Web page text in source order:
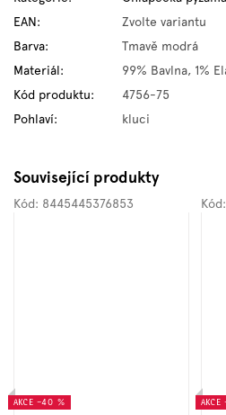
EAN:
Zvolte variantu
Barva:
Tmavě modrá
Materiál:
99% Bavlna, 1%
Kód produktu:
4756-75
Pohlaví: kluci
Související produkty
AKCE –40 %
Kód: 8445445376853
AKCE
Kód: